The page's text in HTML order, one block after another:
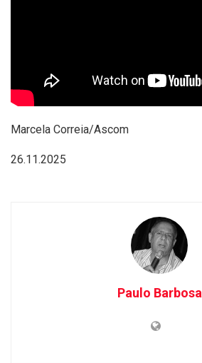
Marcela Correia/Ascom
26.11.2025
Paulo Barbosa